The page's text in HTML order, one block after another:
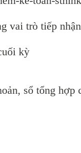
vai trò tiếp
kỳ
sổ tổng hợp